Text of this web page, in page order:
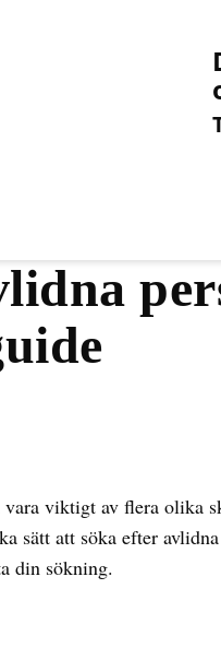
viktigt av flera olika
sätt att söka efter
din sökning.